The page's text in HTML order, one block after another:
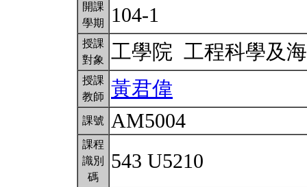
開課
學期
104-1
授課
對象
工學院 工程科學及
授課
教師
黃君偉
課號 AM5004
課程
識別
碼
543 U5210